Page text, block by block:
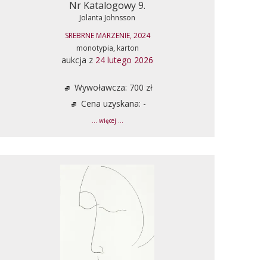
Nr Katalogowy 9.
Jolanta Johnsson
SREBRNE MARZENIE, 2024
monotypia, karton
aukcja z 24 lutego 2026
Wywoławcza: 700 zł
Cena uzyskana: -
... więcej ...